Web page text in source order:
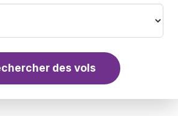
des vols